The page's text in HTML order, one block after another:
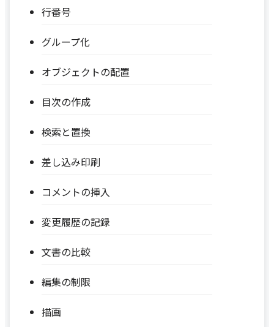
行番号
グループ化
オブジェクトの配置
目次の作成
検索と置換
差し込み印刷
コメントの挿入
変更履歴の記録
文書の比較
編集の制限
描画